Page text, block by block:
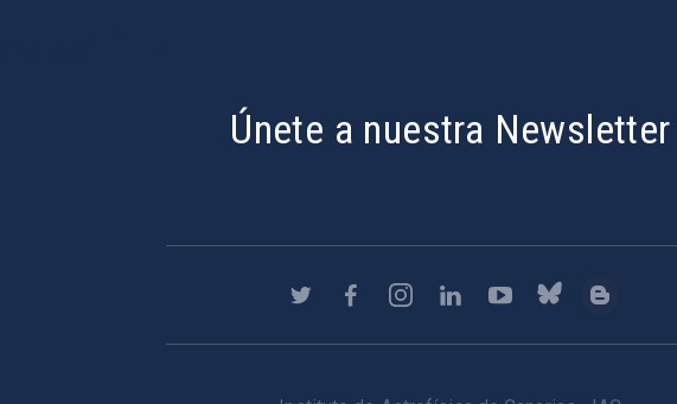
Únete a nuestra Newsletter